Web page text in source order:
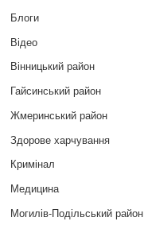
Блоги
Відео
Вінницький район
Гайсинський район
Жмеринський район
Здорове харчування
Кримінал
Медицина
Могилів-Подільський район